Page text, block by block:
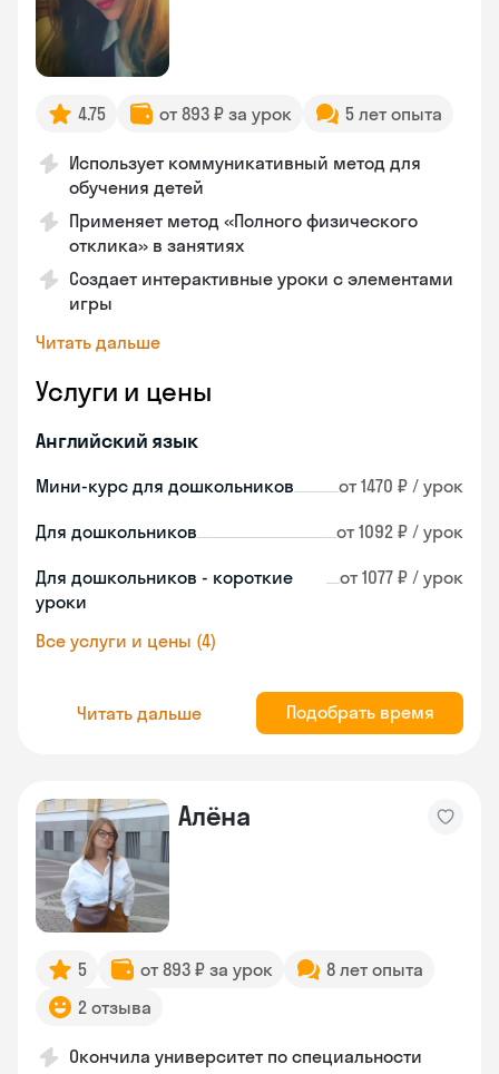
4.75 от 893 ₽ за урок 5 лет опыта
Использует коммуникативный метод для
обучения детей
Применяет метод «Полного физического
отклика» в занятиях
Создает интерактивные уроки с элементами
игры
Читать дальше
Услуги и цены
Английский язык
Мини-курс для дошкольников от 1470 ₽ / урок
Для дошкольников от 1092 ₽ / урок
Для дошкольников - короткие
уроки
от 1077 ₽ / урок
Все услуги и цены (4)
Читать дальше Подобрать время
Алёна
5 от 893 ₽ за урок
8 лет опыта
2 отзыва
Окончила университет по специальности